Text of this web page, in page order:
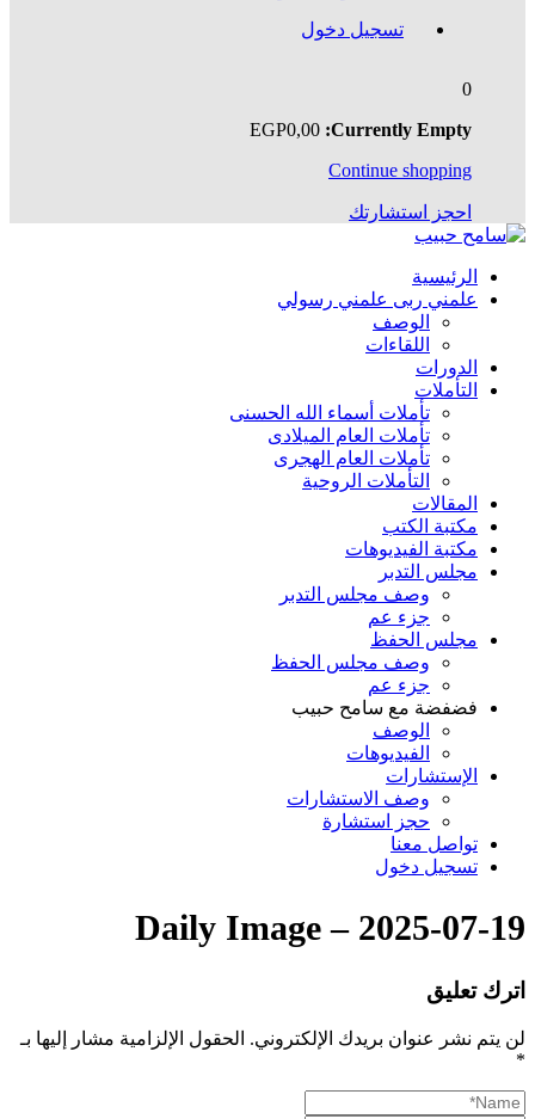
تسجيل دخول
0
Currently Empty:
EGP0,00
Continue shopping
احجز استشارتك
الرئيسية
علمني ربى علمني رسولي
الوصف
اللقاءات
الدورات
التأملات
تأملات أسماء الله الحسنى
تأملات العام الميلادى
تأملات العام الهجرى
التأملات الروحية
المقالات
مكتبة الكتب
مكتبة الفيديوهات
مجلس التدبر
وصف مجلس التدبر
جزء عم
مجلس الحفظ
وصف مجلس الحفظ
جزء عم
فضفضة مع سامح حبيب
الوصف
الفيديوهات
الإستشارات
وصف الاستشارات
حجز استشارة
تواصل معنا
تسجيل دخول
Daily Image – 2025-07-19
اترك تعليق
لن يتم نشر عنوان بريدك الإلكتروني. الحقول الإلزامية مشار إليها بـ
*